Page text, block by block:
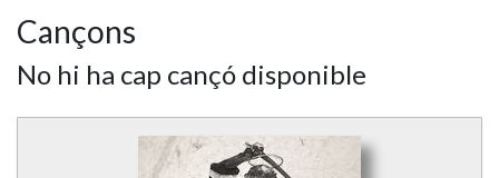
promocionar la seva música a nivell d’emissores de ràdio,
blocs, etc. Durant tot el 2013, s’alternen les sessions
d’enregistrament amb els concerts. El que en principi havia
compactes i amb uns arranjaments que deixen satisfets al
grup, es converteixen en el que seria el seu primer disc
Cançons
No hi ha cap cançó disponible